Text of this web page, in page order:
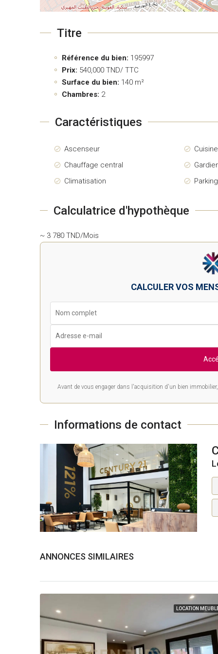
Titre
Référence du bien: 195997
Prix: 540,000 TND/ TTC
Surface du bien: 140 m²
Chambres: 2
Caractéristiques
Ascenseur
Chauffage central
Climatisation
Parking
Calculatrice d'hypothèque
~ 3 780 TND/Mois
CALCULER VOS
Avant de vous engager dans l'acquisition d'un bien
Informations de contact
ANNONCES SIMILAIRES
LOCATION